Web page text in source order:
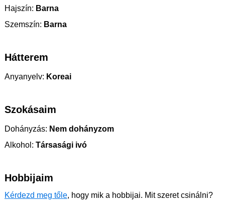
Hajszín: Barna
Szemszín: Barna
Hátterem
Anyanyelv: Koreai
Szokásaim
Dohányzás: Nem dohányzom
Alkohol: Társasági ivó
Hobbijaim
Kérdezd meg tőle, hogy mik a hobbijai. Mit szeret csinálni?